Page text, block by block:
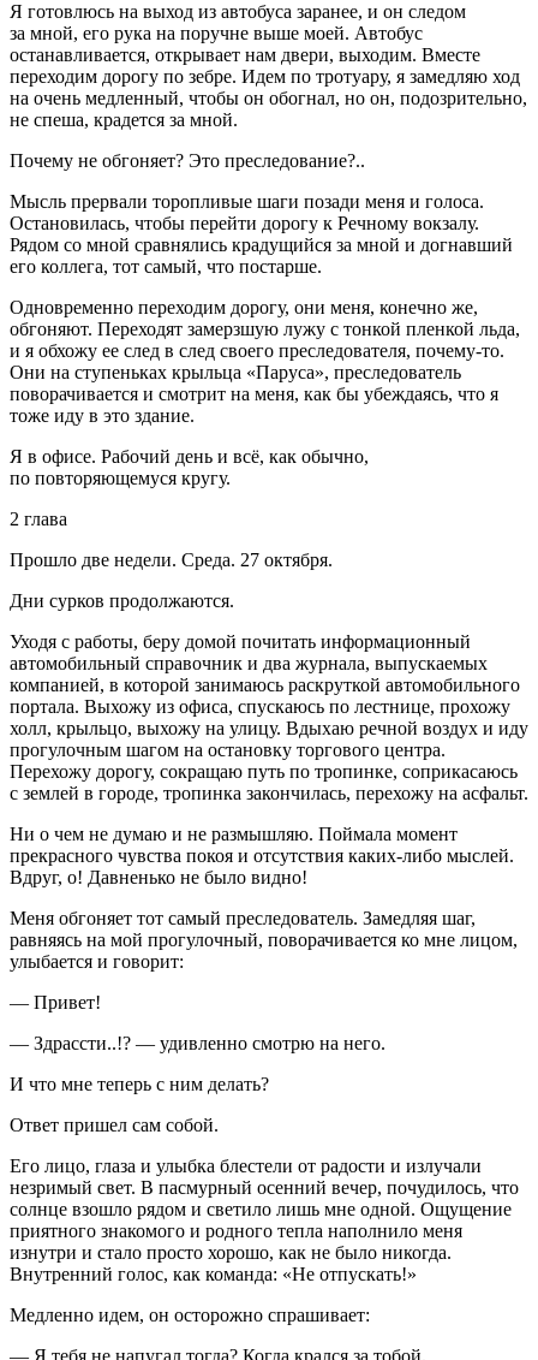
Я готовлюсь на выход из автобуса заранее, и он следом
за мной, его рука на поручне выше моей. Автобус
останавливается, открывает нам двери, выходим. Вместе
переходим дорогу по зебре. Идем по тротуару, я замедляю ход
на очень медленный, чтобы он обогнал, но он, подозрительно,
не спеша, крадется за мной.
Почему не обгоняет? Это преследование?..
Мысль прервали торопливые шаги позади меня и голоса.
Остановилась, чтобы перейти дорогу к Речному вокзалу.
Рядом со мной сравнялись крадущийся за мной и догнавший
его коллега, тот самый, что постарше.
Одновременно переходим дорогу, они меня, конечно же,
обгоняют. Переходят замерзшую лужу с тонкой пленкой льда,
и я обхожу ее след в след своего преследователя, почему-то.
Они на ступеньках крыльца «Паруса», преследователь
поворачивается и смотрит на меня, как бы убеждаясь, что я
тоже иду в это здание.
Я в офисе. Рабочий день и всё, как обычно,
по повторяющемуся кругу.
2 глава
Прошло две недели. Среда. 27 октября.
Дни сурков продолжаются.
Уходя с работы, беру домой почитать информационный
автомобильный справочник и два журнала, выпускаемых
компанией, в которой занимаюсь раскруткой автомобильного
портала. Выхожу из офиса, спускаюсь по лестнице, прохожу
холл, крыльцо, выхожу на улицу. Вдыхаю речной воздух и иду
прогулочным шагом на остановку торгового центра.
Перехожу дорогу, сокращаю путь по тропинке, соприкасаюсь
с землей в городе, тропинка закончилась, перехожу на асфальт.
Ни о чем не думаю и не размышляю. Поймала момент
прекрасного чувства покоя и отсутствия каких-либо мыслей.
Вдруг, о! Давненько не было видно!
Меня обгоняет тот самый преследователь. Замедляя шаг,
равняясь на мой прогулочный, поворачивается ко мне лицом,
улыбается и говорит:
— Привет!
— Здрассти..!? — удивленно смотрю на него.
И что мне теперь с ним делать?
Ответ пришел сам собой.
Его лицо, глаза и улыбка блестели от радости и излучали
незримый свет. В пасмурный осенний вечер, почудилось, что
солнце взошло рядом и светило лишь мне одной. Ощущение
приятного знакомого и родного тепла наполнило меня
изнутри и стало просто хорошо, как не было никогда.
Внутренний голос, как команда: «Не отпускать!»
Медленно идем, он осторожно спрашивает: